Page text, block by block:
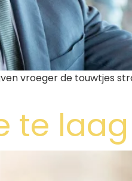
vroeger de touwtjes
te laag